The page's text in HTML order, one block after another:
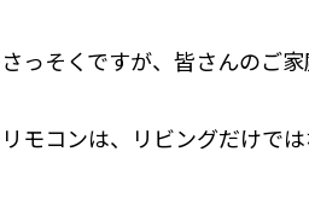
さっそくですが、皆さんのご
リモコンは、リビングだけで